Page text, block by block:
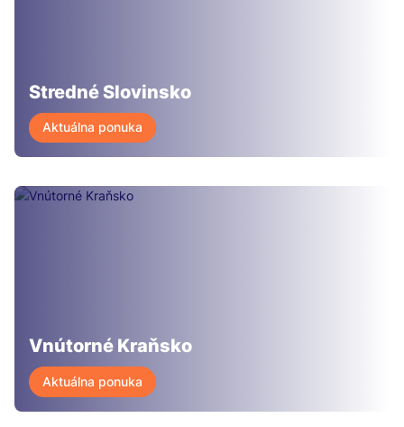
Stredné Slovinsko
Aktuálna ponuka
Vnútorné Kraňsko
Aktuálna ponuka